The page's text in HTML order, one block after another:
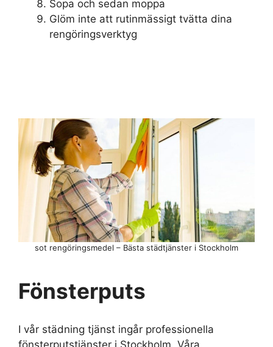
Sopa och sedan moppa
Glöm inte att rutinmässigt tvätta dina
rengöringsverktyg
sot rengöringsmedel – Bästa städtjänster i Stockholm
Fönsterputs
I vår städning tjänst ingår professionella